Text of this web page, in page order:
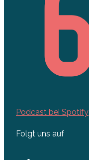
Podcast bei Spotify
Folgt uns auf